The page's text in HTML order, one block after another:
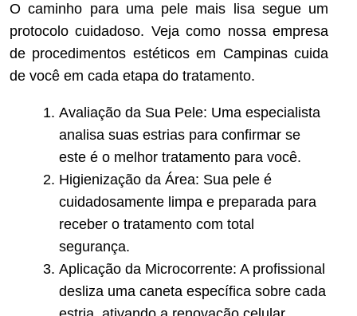
O caminho para uma pele mais lisa segue um
protocolo cuidadoso. Veja como nossa empresa
de procedimentos estéticos em Campinas cuida
de você em cada etapa do tratamento.
Avaliação da Sua Pele: Uma especialista
analisa suas estrias para confirmar se
este é o melhor tratamento para você.
Higienização da Área: Sua pele é
cuidadosamente limpa e preparada para
receber o tratamento com total
segurança.
Aplicação da Microcorrente: A profissional
desliza uma caneta específica sobre cada